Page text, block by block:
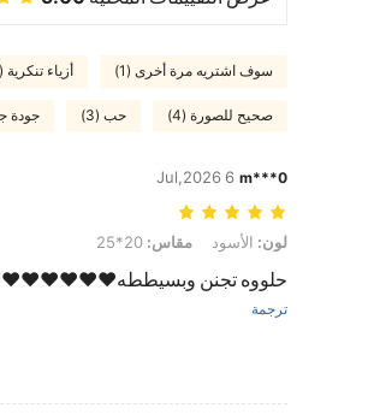
سوف اشتريه مرة أخرى (1) أزياء تنكرية (1)
صحيح للصورة (4) حب (3) جودة
m***0
6 Jul,2026
لون: الأسود, مقاس: 20*25
لون: الأسود مقاس:
حلووه تجنن
ترجمة